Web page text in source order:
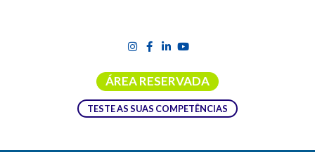
ÁREA RESERVADA
TESTE AS SUAS COMPETÊNCIAS